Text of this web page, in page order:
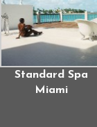
Standard Spa
Miami